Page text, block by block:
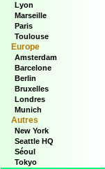
Lyon
Marseille
Paris
Toulouse
Europe
Amsterdam
Barcelone
Berlin
Bruxelles
Londres
Munich
Autres
New York
Seattle HQ
Séoul
Tokyo